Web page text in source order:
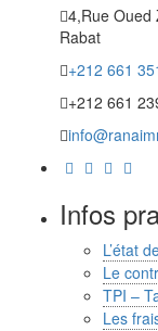
4,Rue Oued
Rabat
+212 661
+212 661
Infos
L’état
Le
TPI –
Les